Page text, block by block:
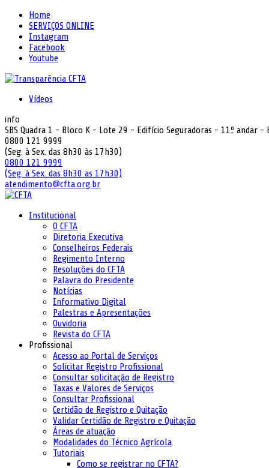
Home
SERVIÇOS ONLINE
Instagram
Facebook
Youtube
Vídeos
info
SBS Quadra 1 - Bloco K - Lote 29 - Edifício Seguradoras - 11º andar
0800 121 9999
(Seg. à Sex. das 8h30 às 17h30)
0800 121 9999
(Seg. à Sex. das 8h30 as 17h30)
atendimento@cfta.org.br
Institucional
O CFTA
Diretoria Executiva
Conselheiros Federais
Regimento Interno
Resoluções do CFTA
Palavra do Presidente
Notícias
Informativo Digital
Palestras e Apresentações
Ouvidoria
Revista do CFTA
Profissional
Acesso ao Portal de Serviços
Solicitar Registro Profissional
Consultar solicitação de Registro
Taxas e Valores de Serviços
Consultar Profissional
Certidão de Registro e Quitação
Validar Certidão de Registro e Quitação
Áreas de atuação
Modalidades do Técnico Agrícola
Tutoriais
Como se registrar no CFTA?